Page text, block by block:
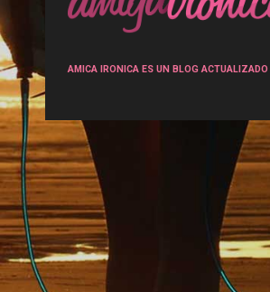
AMICA IRONICA ES UN BLOG